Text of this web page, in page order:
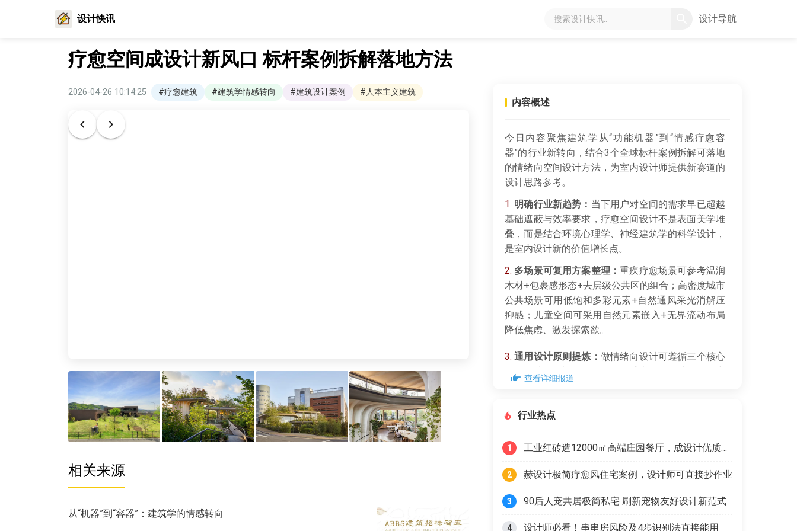
设计快讯 设计导航
疗愈空间成设计新风口 标杆案例拆解落地方法
2026-04-26 10:14:25 #疗愈建筑 #建筑学情感转向 #建筑设计案例 #人本主义建筑
相关来源
从“机器”到“容器”：建筑学的情感转向
内容概述
今日内容聚焦建筑学从“功能机器”到“情感疗愈容
器”的行业新转向，结合3个全球标杆案例拆解可落地
的情绪向空间设计方法，为室内设计师提供新赛道的
设计思路参考。
1. 明确行业新趋势： 当下用户对空间的需求早已超越
基础遮蔽与效率要求，疗愈空间设计不是表面美学堆
叠，而是结合环境心理学、神经建筑学的科学设计，
是室内设计新的价值增长点。
2. 多场景可复用方案整理：重疾疗愈场景可参考温润
木材+包裹感形态+去层级公共区的组合；高密度城市
公共场景可用低饱和多彩元素+自然通风采光消解压
抑感；儿童空间可采用自然元素嵌入+无界流动布局
降低焦虑、激发探索欲。
3. 通用设计原则提炼： 做情绪向设计可遵循三个核心
逻辑，从单一视觉导向转向全感官体验设计，平衡空
间安全感与适度探索性，打造低压力的自主社交场
查看详细报道
行业热点
1 工业红砖造12000㎡高端庄园餐厅，成设计优质范本
2 赫设计极简疗愈风住宅案例，设计师可直接抄作业
3 90后人宠共居极简私宅 刷新宠物友好设计新范式
4 设计师必看！串串房风险及4步识别法直接能用